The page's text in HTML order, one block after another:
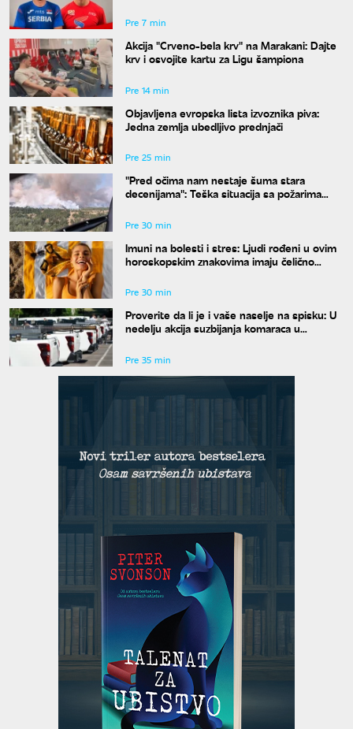
Pre 7 min
Akcija "Crveno-bela krv" na Marakani: Dajte
krv i osvojite kartu za Ligu šampiona
Pre 14 min
Objavljena evropska lista izvoznika piva:
Jedna zemlja ubedljivo prednjači
Pre 25 min
"Pred očima nam nestaje šuma stara
decenijama": Teška situacija sa požarima
Pre 30 min
Imuni na bolesti i stres: Ljudi rođeni u ovim
horoskopskim znakovima imaju čelično
Pre 30 min
Proverite da li je i vaše naselje na spisku: U
nedelju akcija suzbijanja komaraca u
Pre 35 min